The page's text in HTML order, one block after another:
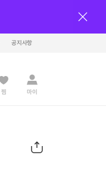
공지사항
찜 마이